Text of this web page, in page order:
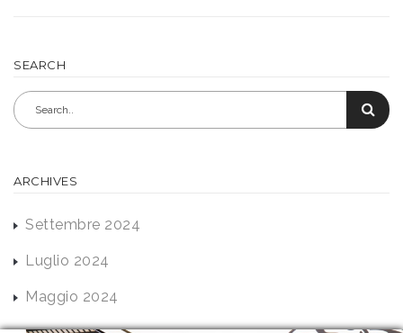
SEARCH
ARCHIVES
Settembre 2024
Luglio 2024
Maggio 2024